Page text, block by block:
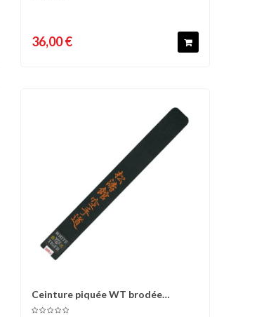
36,00 €
Comparer Liste d'envies
Ceinture piquée WT brodée
KARATEDO...